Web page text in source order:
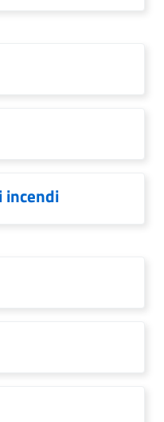
incendi